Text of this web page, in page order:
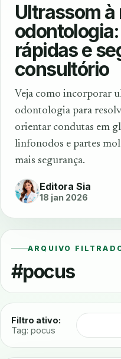
Ultrassom à
rápidas e
consultório
Veja como incorporar
odontologia para
orientar condutas em
linfonodos e partes
mais segurança.
Editora Sia
18 jan 2026
ARQUIVO
#pocus
Filtro ativo:
Tag: pocus